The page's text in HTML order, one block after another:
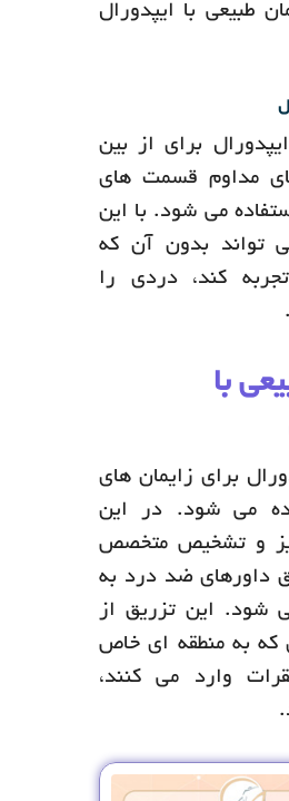
طبیعی با ایپدورال
برای از بین
مداوم قسمت های
می شود. با این
تواند بدون آن که
کند، دردی را
با
برای زایمان های
می شود. در این
و تشخیص متخصص
داورهای ضد درد به
شود. این تزریق از
که به منطقه ای خاص
وارد می کنند،